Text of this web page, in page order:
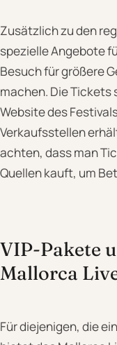
Zusätzlich zu den
spezielle Angebote
Besuch für größere
machen. Die Tickets
Website des
Verkaufsstellen
achten, dass man
Quellen kauft, um
VIP-Pakete
Mallorca
Für diejenigen, die